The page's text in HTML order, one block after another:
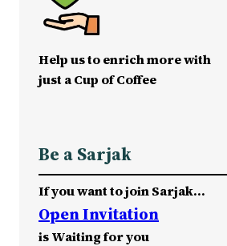
Help us to enrich more with
just a Cup of Coffee
Be a Sarjak
If you want to join Sarjak…
Open Invitation
is Waiting for you